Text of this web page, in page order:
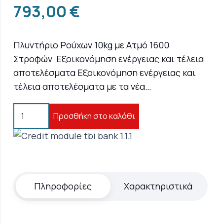
793,00€
Πλυντήριο Ρούχων 10kg με Ατμό 1600
Στροφών Εξοικονόμηση ενέργειας και τέλεια
αποτελέσματα Εξοικονόμηση ενέργειας και
τέλεια αποτελέσματα με τα νέα…
Ρούχων
Ατμό
Προσθήκη στο καλάθι
Πληροφορίες Χαρακτηριστικά